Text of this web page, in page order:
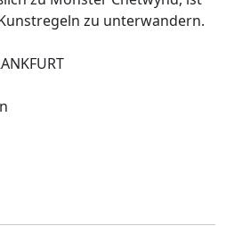
zu unterwandern.